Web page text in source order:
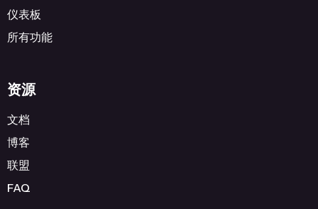
仪表板
所有功能
资源
文档
博客
联盟
FAQ